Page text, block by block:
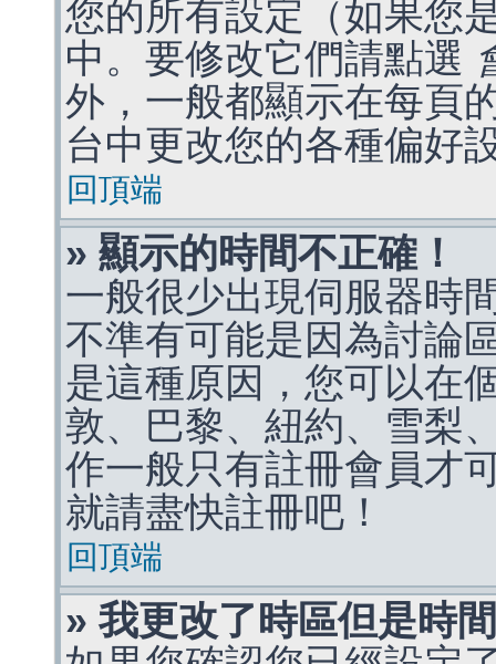
您的所有設定（如果您
中。要修改它們請點選
外，一般都顯示在每頁
台中更改您的各種偏好
回頂端
» 顯示的時間不正確！
一般很少出現伺服器時
不準有可能是因為討論
是這種原因，您可以在
敦、巴黎、紐約、雪梨
作一般只有註冊會員才
就請盡快註冊吧！
回頂端
» 我更改了時區但是時